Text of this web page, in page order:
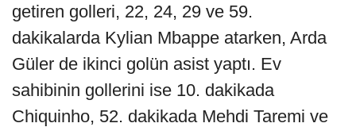
getiren golleri, 22, 24, 29 ve 59.
dakikalarda Kylian Mbappe atarken, Arda
Güler de ikinci golün asist yaptı. Ev
sahibinin gollerini ise 10. dakikada
Chiquinho, 52. dakikada Mehdi Taremi ve